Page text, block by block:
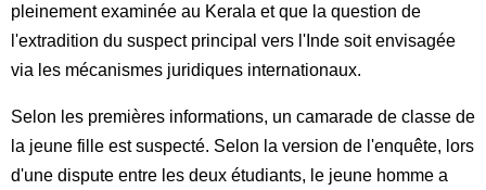
pleinement examinée au Kerala et que la question de
l'extradition du suspect principal vers l'Inde soit envisagée
via les mécanismes juridiques internationaux.
Selon les premières informations, un camarade de classe de
la jeune fille est suspecté. Selon la version de l'enquête, lors
d'une dispute entre les deux étudiants, le jeune homme a